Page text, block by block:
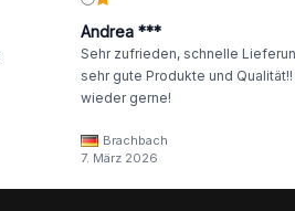
Andrea ***
Sehr zufrieden, schnelle
sehr gute Produkte und
wieder gerne!
Brachbach
7. März 2026